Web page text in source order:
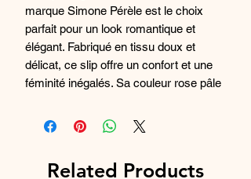
marque Simone Pérèle est le choix
parfait pour un look romantique et
élégant. Fabriqué en tissu doux et
délicat, ce slip offre un confort et une
féminité inégalés. Sa couleur rose pâle
sophistication à votre collection de
lingerie. Avec sa coupe flatteuse et
incontournable pour toute femme qui
Related Products